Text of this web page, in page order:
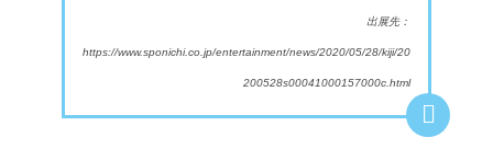
出展先：
https://www.sponichi.co.jp/entertainment/news/2020/05/28/kiji/20
200528s00041000157000c.html